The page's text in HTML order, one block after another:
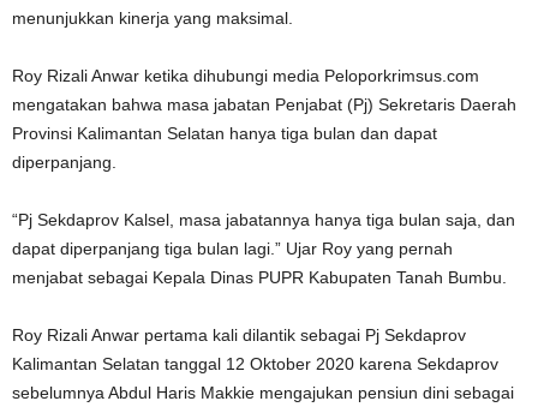
menunjukkan kinerja yang maksimal.
Roy Rizali Anwar ketika dihubungi media Peloporkrimsus.com
mengatakan bahwa masa jabatan Penjabat (Pj) Sekretaris Daerah
Provinsi Kalimantan Selatan hanya tiga bulan dan dapat
diperpanjang.
“Pj Sekdaprov Kalsel, masa jabatannya hanya tiga bulan saja, dan
dapat diperpanjang tiga bulan lagi.” Ujar Roy yang pernah
menjabat sebagai Kepala Dinas PUPR Kabupaten Tanah Bumbu.
Roy Rizali Anwar pertama kali dilantik sebagai Pj Sekdaprov
Kalimantan Selatan tanggal 12 Oktober 2020 karena Sekdaprov
sebelumnya Abdul Haris Makkie mengajukan pensiun dini sebagai